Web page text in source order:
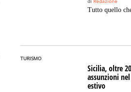
di Redazione
Tutto quello
TURISMO
Sicilia, oltre
assunzioni
estivo